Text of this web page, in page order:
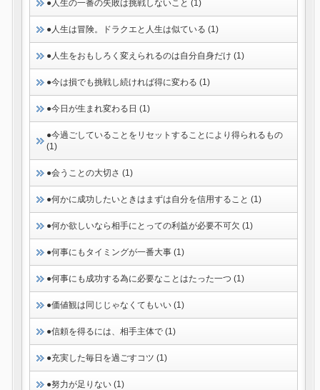
●人生の一番の失敗は挑戦しないこと (1)
●人生は冒険。ドラクエと人生は似ている (1)
●人生をおもしろく変えられるのは自分自身だけ (1)
●今は損でも挑戦し続ければ得に変わる (1)
●今日が生まれ変わる日 (1)
●今過ごしていることをリセットすることにより得られるもの
(1)
●会うことの大切さ (1)
●何かに成功したいときはまずは自分を信用すること (1)
●何か欲しいなら相手にとっての利益が必要不可欠 (1)
●何事にもタイミングが一番大事 (1)
●何事にも成功する為に必要なことはたった一つ (1)
●価値観は同じじゃなくてもいい (1)
●信頼を得るには、相手主体で (1)
●充実した毎日を過ごすコツ (1)
●努力が足りない (1)